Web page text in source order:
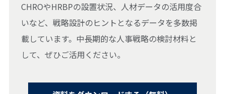
CHROやHRBPの設置状況、人材データの活用度合
いなど、戦略設計のヒントとなるデータを多数掲
載しています。中長期的な人事戦略の検討材料と
して、ぜひご活用ください。